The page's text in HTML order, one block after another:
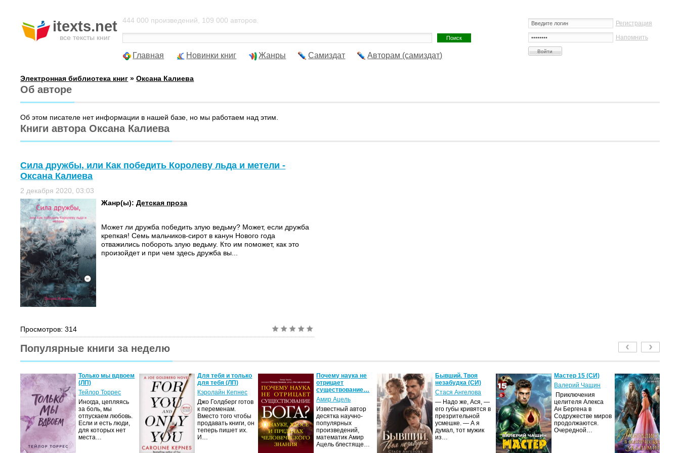
itexts.net
все тексты книг
Регистрация
Напомнить
444 000 произведений, 109 000 авторов.
Главная Новинки книг Жанры Самиздат Авторам (самиздат)
Электронная библиотека книг »Оксана Калиева
Об авторе
Об этом писателе нет информации в нашей базе, но мы работаем над этим.
Книги автора Оксана Калиева
Сила дружбы, или Как победить Королеву льда и метели -
Оксана Калиева
2 декабря 2020, 03:03
Жанр(ы):Детская проза
Может ли дружба победить злую ведьму? Может, если дружба
крепкая! Семь мальчиков-сирот в канун Нового года
отважились побороть злую ведьму. Кто им поможет, как это
произойдет и при чем здесь дружба вы...
Просмотров: 314
Популярные книги за неделю
Только мы вдвоем
(ЛП)
Тейлор Торрес
Иногда, цепляясь
за боль, мы
отпускаем любовь.
Если и есть люди,
для которых нет
места…
Для тебя и только
для тебя (ЛП)
Кэролайн Кепнес
Джо Голдберг готов
к переменам.
Вместо того чтобы
продавать книги, он
теперь пишет их.
И…
Почему наука не
отрицает
существование…
Амир Ацель
Известный автор
десятка научно-
популярных
произведений,
математик Амир
Ацель блестяще…
Бывший. Твоя
незабудка (СИ)
Стася Ангелова
— Надо же, Ася, —
его губы кривятся в
презрительной
усмешке. — А я
думал, тот мужик
из…
Мастер 15 (СИ)
Валерий Чащин
Приключения
целителя Алекса
Ан Бергена в
Содружестве миров
продолжаются.
Очередной…